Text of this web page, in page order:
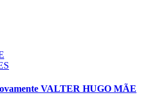
VALTER HUGO MÃE